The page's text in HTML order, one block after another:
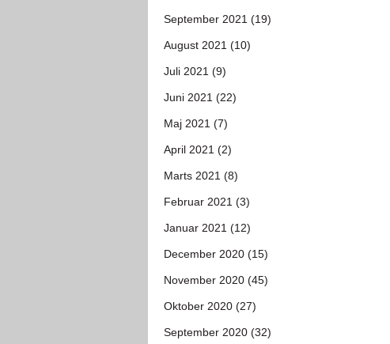
September 2021 (19)
August 2021 (10)
Juli 2021 (9)
Juni 2021 (22)
Maj 2021 (7)
April 2021 (2)
Marts 2021 (8)
Februar 2021 (3)
Januar 2021 (12)
December 2020 (15)
November 2020 (45)
Oktober 2020 (27)
September 2020 (32)